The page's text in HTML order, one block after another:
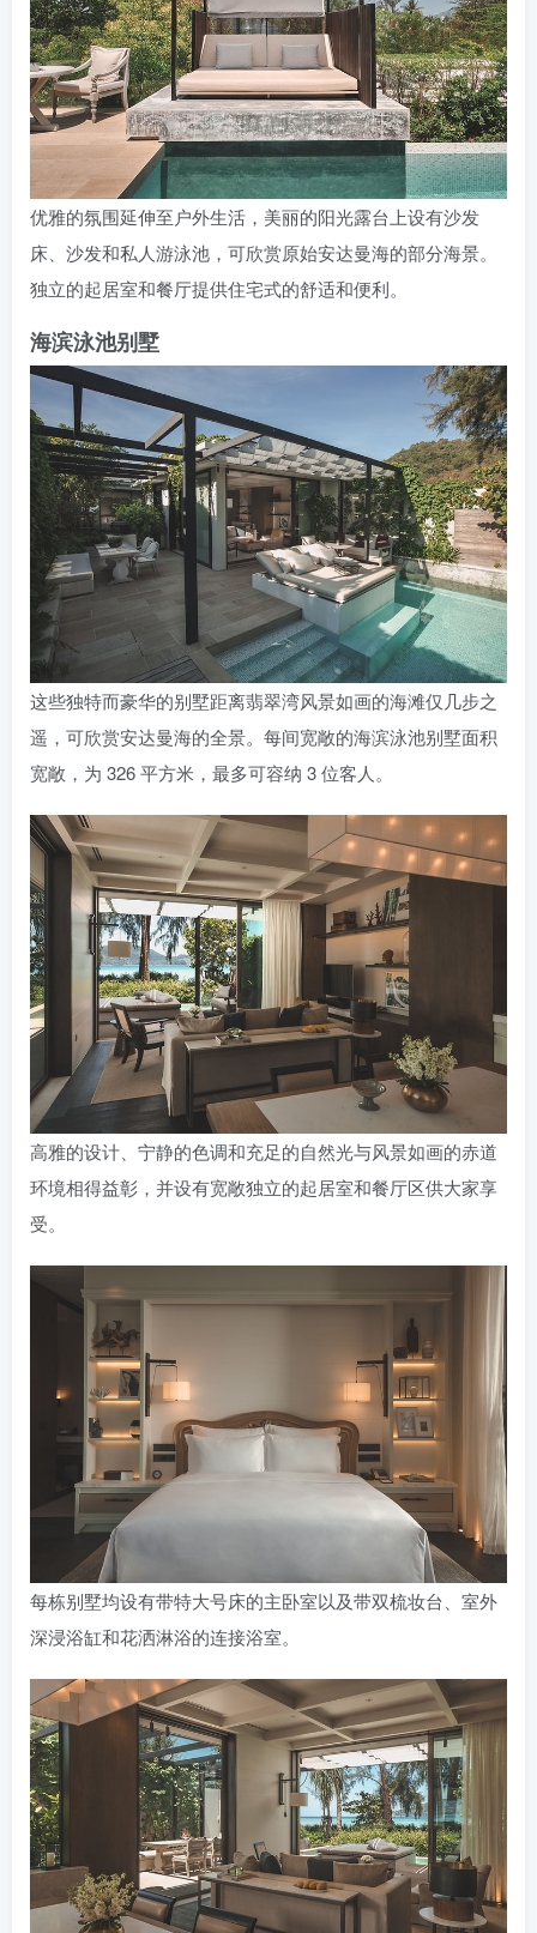
优雅的氛围延伸至户外生活，美丽的阳光露台上设有沙发
床、沙发和私人游泳池，可欣赏原始安达曼海的部分海景。
独立的起居室和餐厅提供住宅式的舒适和便利。
海滨泳池别墅
这些独特而豪华的别墅距离翡翠湾风景如画的海滩仅几步之
遥，可欣赏安达曼海的全景。每间宽敞的海滨泳池别墅面积
宽敞，为 326 平方米，最多可容纳 3 位客人。
高雅的设计、宁静的色调和充足的自然光与风景如画的赤道
环境相得益彰，并设有宽敞独立的起居室和餐厅区供大家享
受。
每栋别墅均设有带特大号床的主卧室以及带双梳妆台、室外
深浸浴缸和花洒淋浴的连接浴室。